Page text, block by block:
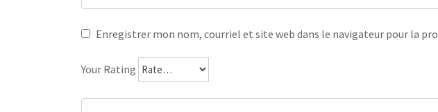
Enregistrer mon nom, courriel et site web dans le navigateur pour la
Your Rating